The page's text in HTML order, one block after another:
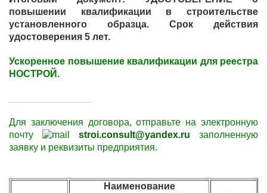
повышении квалификации в строительстве
установленного образца. Срок действия
удостоверения 5 лет.
Ускоренное повышение квалификации для реестра
НОСТРОЙ.
Для заключения договора,отправьте на электронную
почту
stroi.consult@yandex.ru
заполненную
заявку и реквизиты предприятия.
Наименование